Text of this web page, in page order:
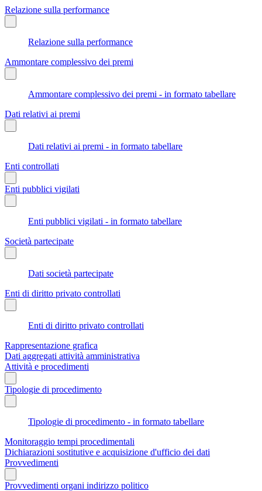
Relazione sulla performance
Relazione sulla performance
Ammontare complessivo dei premi
Ammontare complessivo dei premi - in formato tabellare
Dati relativi ai premi
Dati relativi ai premi - in formato tabellare
Enti controllati
Enti pubblici vigilati
Enti pubblici vigilati - in formato tabellare
Società partecipate
Dati società partecipate
Enti di diritto privato controllati
Enti di diritto privato controllati
Rappresentazione grafica
Dati aggregati attività amministrativa
Attività e procedimenti
Tipologie di procedimento
Tipologie di procedimento - in formato tabellare
Monitoraggio tempi procedimentali
Dichiarazioni sostitutive e acquisizione d'ufficio dei dati
Provvedimenti
Provvedimenti organi indirizzo politico